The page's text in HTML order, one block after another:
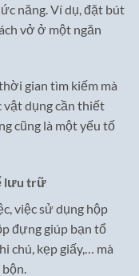
năng. Ví dụ, đặt bút
vở ở một ngăn
gian tìm kiếm mà
vật dụng cần thiết
cũng là một yếu tố
lưu trữ
việc sử dụng hộp
đựng giúp bạn tổ
chú, kẹp giấy,… mà